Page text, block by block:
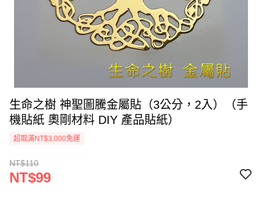
生命之樹 神聖圖騰金屬貼（3公分，2入）（手
機貼紙 奧剛材料 DIY 產品貼紙）
超取滿NT$3,000免運
NT$110
NT$99